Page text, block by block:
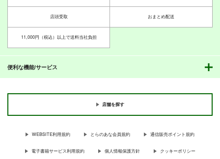
店頭受取 おまとめ配送
11,000円（税込）以上で送料当社負担
便利な機能/サービス
店舗を探す
WEBSITE利用規約 とらのあな会員規約 通信販売ポイント規約
電子書籍サービス利用規約 個人情報保護方針 クッキーポリシー